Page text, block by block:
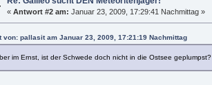
« Antwort #2 am: Januar 23, 2009, 17:29:41 Nachmittag »
von: pallasit am Januar 23, 2009, 17:21:19 Nachmittag
im Ernst, ist der Schwede doch nicht in die Ostsee geplumpst?